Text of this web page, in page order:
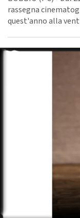
rassegna
quest'anno alla